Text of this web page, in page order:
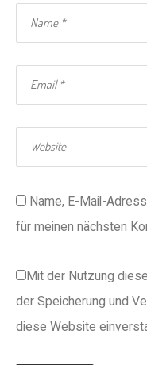
Name, E-Mail-
für meinen nächsten
Mit der Nutzung
der Speicherung und
diese Website